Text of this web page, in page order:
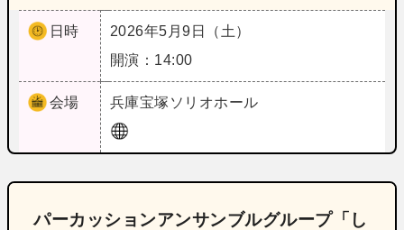
日時
2026年5月9日（土）
開演：14:00
会場 兵庫宝塚ソリオホール
パーカッションアンサンブルグループ「し